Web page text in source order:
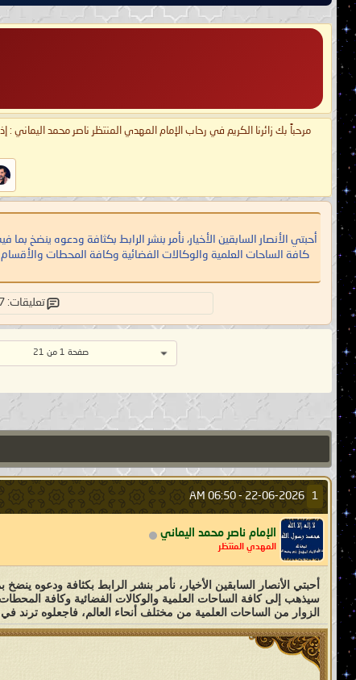
مرحباً بك زائرنا الكريم في رحاب الإمام المهدي المنتظر ناصر محمد اليماني :
أحبتي الأنصار السابقين الأخيار، نأمر بنشر الرابط بكثافة ودعوه ينضخ
كافة الساحات العلمية والوكالات الفضائية وكافة المحطات
تعليقات: 207
صفحة 1 من 21
1
22-06-2026 -
06:50 AM
الإمام ناصر محمد اليماني
المهدي المنتظر
أحبتي الأنصار السابقين الأخيار، نأمر بنشر الرابط بكثافة ودعوه
سيذهب إلى كافة الساحات العلمية والوكالات الفضائية وكافة
الزوار من الساحات العلمية من مختلف أنحاء العالم، فاجعلوه ترند